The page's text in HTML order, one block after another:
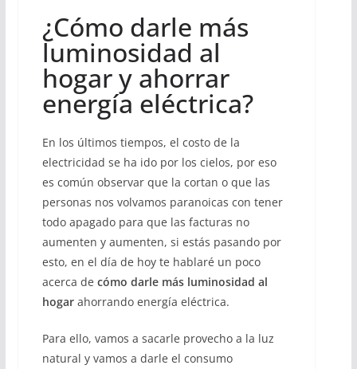
¿Cómo darle más
luminosidad al
hogar y ahorrar
energía eléctrica?
En los últimos tiempos, el costo de la
electricidad se ha ido por los cielos, por eso
es común observar que la cortan o que las
personas nos volvamos paranoicas con tener
todo apagado para que las facturas no
aumenten y aumenten, si estás pasando por
esto, en el día de hoy te hablaré un poco
acerca de cómo darle más luminosidad al
hogarahorrando energía eléctrica.
Para ello, vamos a sacarle provecho a la luz
natural y vamos a darle el consumo